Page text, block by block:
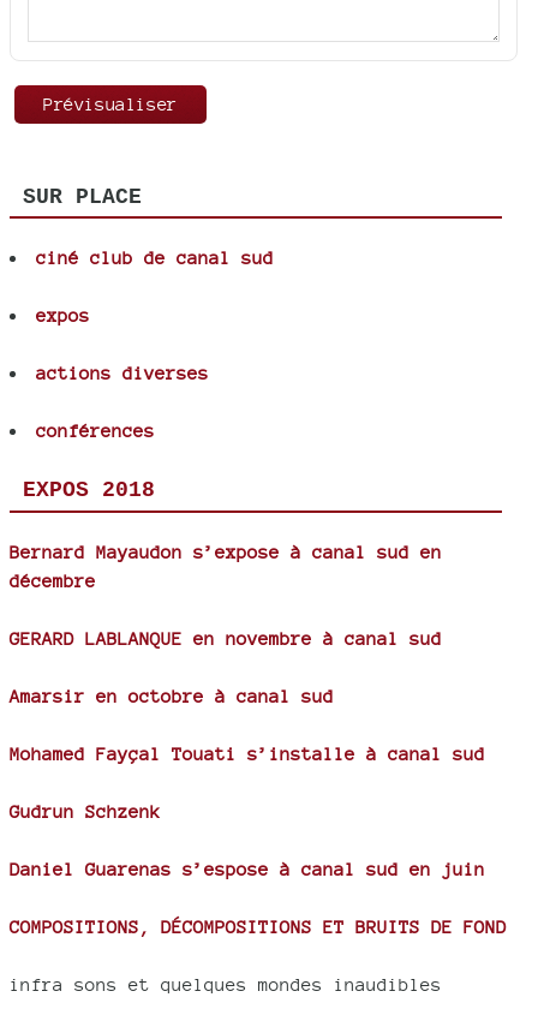
SUR PLACE
ciné club de canal sud
expos
actions diverses
conférences
EXPOS 2018
Bernard Mayaudon s’expose à canal sud en
décembre
GERARD LABLANQUE en novembre à canal sud
Amarsir en octobre à canal sud
Mohamed Fayçal Touati s’installe à canal sud
Gudrun Schzenk
Daniel Guarenas s’espose à canal sud en juin
COMPOSITIONS, DÉCOMPOSITIONS ET BRUITS DE FOND
infra sons et quelques mondes inaudibles